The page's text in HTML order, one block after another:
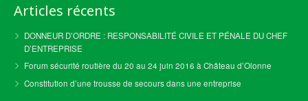
Articles récents
DONNEUR D’ORDRE : RESPONSABILITÉ CIVILE ET PÉNALE DU CHEF
D’ENTREPRISE
Forum sécurité routière du 20 au 24 juin 2016 à Château d’Olonne
Constitution d’une trousse de secours dans une entreprise